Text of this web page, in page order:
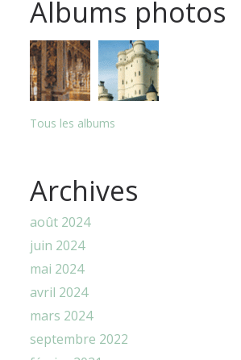
Albums photos
Tous les albums
Archives
août 2024
juin 2024
mai 2024
avril 2024
mars 2024
septembre 2022